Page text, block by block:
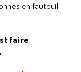
en fauteuil
faire